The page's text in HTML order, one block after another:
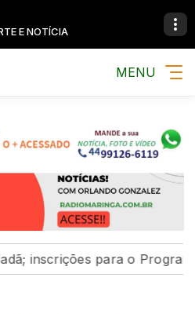
MENU
para o Programa